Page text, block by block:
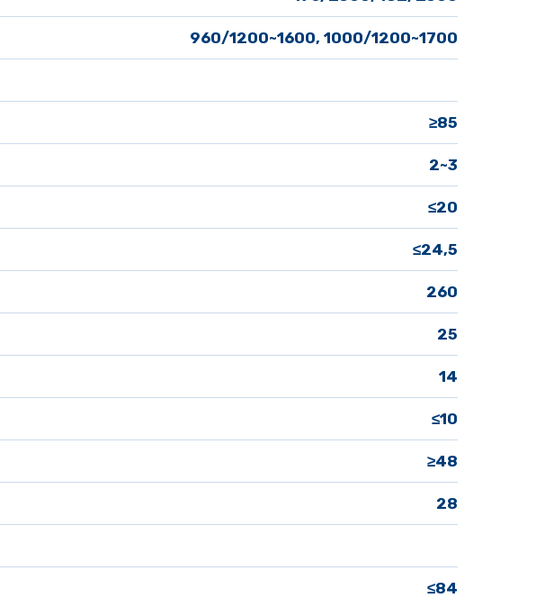
960/1200~1600, 1000/1200~1700
≥85
2~3
≤20
≤24,5
260
25
14
≤10
≥48
28
≤84